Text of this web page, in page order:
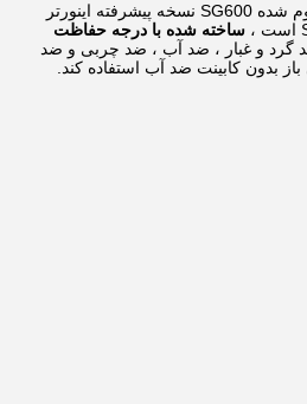
اینورتر فرکانس مهر و موم شده SG600 نسخه پیشرفته اینورتر
ساخته شده با درجه حفاظت
گرد و غبار ، ضد آب ، ضد چربی و ضد
بدون کابینت ضد آب استفاده کند.